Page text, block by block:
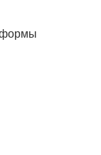
формы